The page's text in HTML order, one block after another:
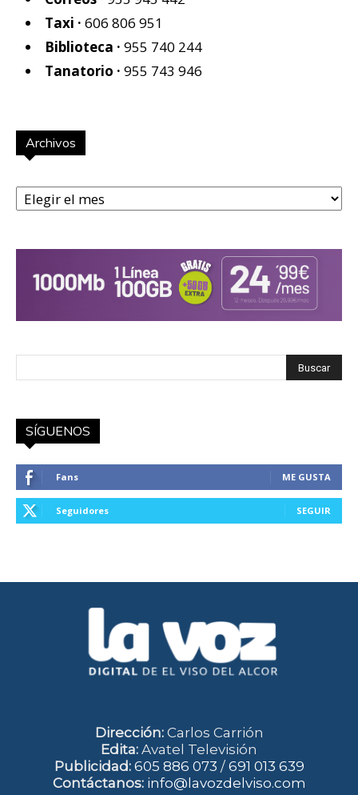
Taxi · 606 806 951
Biblioteca · 955 740 244
Tanatorio · 955 743 946
Archivos
Archivos
SÍGUENOS
Fans ME GUSTA
Seguidores SEGUIR
Dirección:Carlos Carrión
Edita: Avatel Televisión
Publicidad: 605 886 073 / 691 013 639
Contáctanos: info@lavozdelviso.com